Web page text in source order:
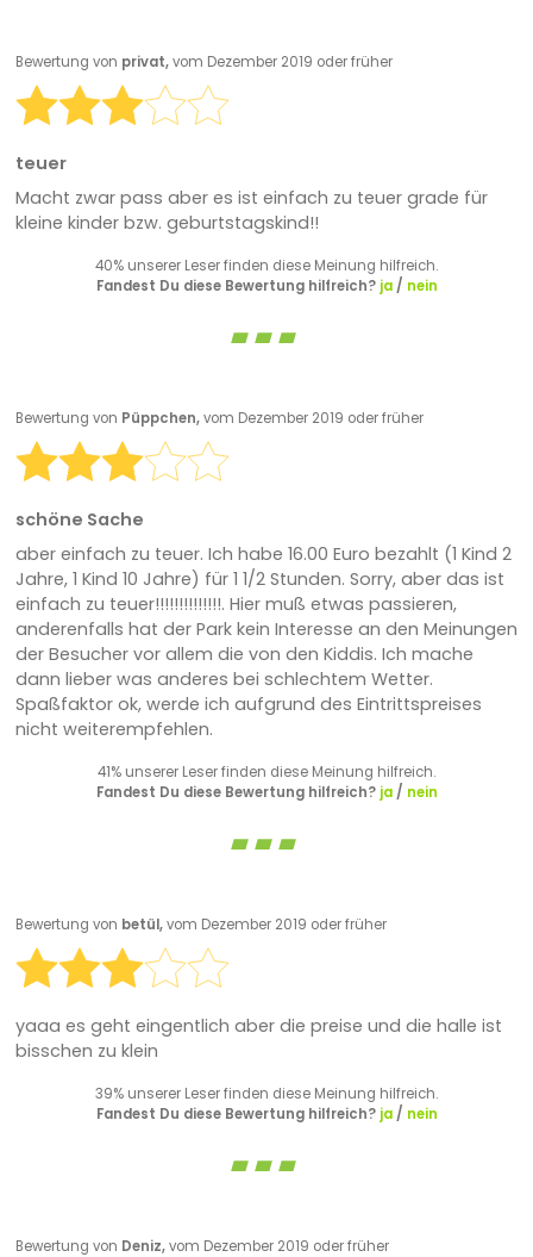
Bewertung von privat,vom Dezember 2019 oder früher
teuer
Macht zwar pass aber es ist einfach zu teuer grade für
kleine kinder bzw. geburtstagskind!!
40% unserer Leser finden diese Meinung hilfreich.
Fandest Du diese Bewertung hilfreich? ja/ nein
Bewertung von Püppchen,vom Dezember 2019 oder früher
schöne Sache
aber einfach zu teuer. Ich habe 16.00 Euro bezahlt (1 Kind 2
Jahre, 1 Kind 10 Jahre) für 1 1/2 Stunden. Sorry, aber das ist
einfach zu teuer!!!!!!!!!!!!!!. Hier muß etwas passieren,
anderenfalls hat der Park kein Interesse an den Meinungen
der Besucher vor allem die von den Kiddis. Ich mache
dann lieber was anderes bei schlechtem Wetter.
Spaßfaktor ok, werde ich aufgrund des Eintrittspreises
nicht weiterempfehlen.
41% unserer Leser finden diese Meinung hilfreich.
Fandest Du diese Bewertung hilfreich? ja/ nein
Bewertung von betül,vom Dezember 2019 oder früher
yaaa es geht eingentlich aber die preise und die halle ist
bisschen zu klein
39% unserer Leser finden diese Meinung hilfreich.
Fandest Du diese Bewertung hilfreich? ja/ nein
Bewertung von Deniz,vom Dezember 2019 oder früher